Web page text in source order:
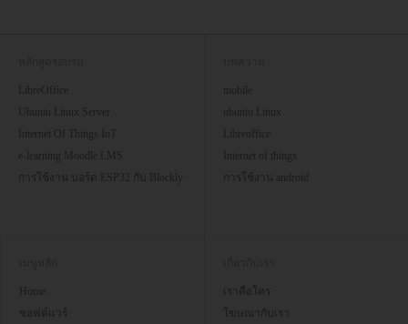
LibreOffice
Ubuntu Linux Server
Internet Of Things IoT
e-learning Moodle LMS
การใช้งาน บอร์ด ESP32 กับ Blockly
mobile
ubuntu Linux
Internet of things
การใช้งาน android
Home
ซอฟต์แวร์
เราคือใคร
โฆษณากับเรา